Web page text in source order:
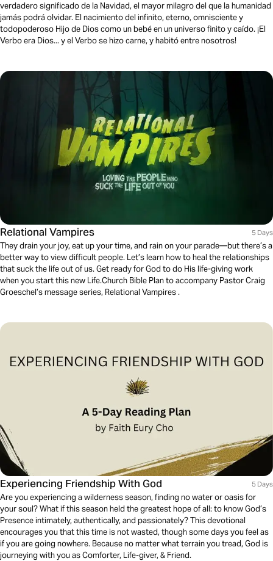
verdadero significado de la Navidad, el mayor milagro del que la humanidad
jamás podrá olvidar. El nacimiento del infinito, eterno, omnisciente y
todopoderoso Hijo de Dios como un bebé en un universo finito y caído. ¡El
Verbo era Dios... y el Verbo se hizo carne, y habitó entre nosotros!
Relational Vampires 5 Days
They drain your joy, eat up your time, and rain on your parade—but there’s a
better way to view difficult people. Let’s learn how to heal the relationships
that suck the life out of us. Get ready for God to do His life-giving work
when you start this new Life.Church Bible Plan to accompany Pastor Craig
Groeschel’s message series, Relational Vampires .
Experiencing Friendship With God 5 Days
Are you experiencing a wilderness season, finding no water or oasis for
your soul? What if this season held the greatest hope of all: to know God’s
Presence intimately, authentically, and passionately? This devotional
encourages you that this time is not wasted, though some days you feel as
if you are going nowhere. Because no matter what terrain you tread, God is
journeying with you as Comforter, Life-giver, & Friend.